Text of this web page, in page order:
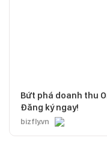
Bứt phá doanh thu
Đăng ký ngay!
bizfly.vn